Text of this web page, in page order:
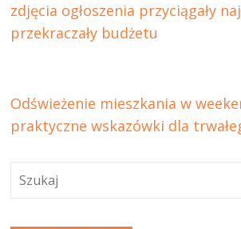
zdjęcia ogłoszenia przyciągały
przekraczały budżetu
Odświeżenie mieszkania w
praktyczne wskazówki dla